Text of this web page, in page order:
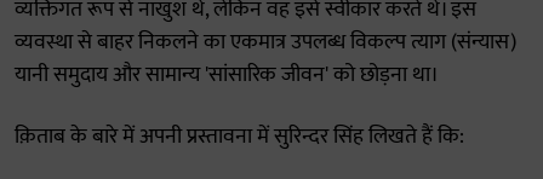
व्यक्तिगत रूप से नाखुश थे, लेकिन वह इसे स्वीकार करते थे। इस
व्यवस्था से बाहर निकलने का एकमात्र उपलब्ध विकल्प त्याग (संन्यास)
यानी समुदाय और सामान्य 'सांसारिक जीवन' को छोड़ना था।
क़िताब के बारे में अपनी प्रस्तावना में सुरिन्दर सिंह लिखते हैं कि: